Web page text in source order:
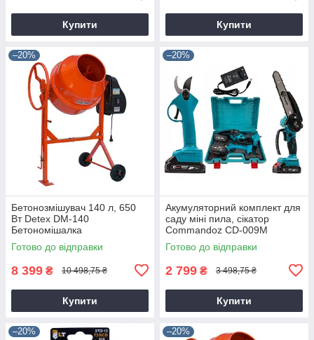
Купити Купити
–20%
Бетонозмішувач 140 л, 650
Вт Detex DM-140
Бетономішалка
Готово до відправки
8 399 ₴ 10 498,75 ₴
Купити
–20%
Акумуляторний комплект для
саду міні пила, сікатор
Commandoz CD-009M
Готово до відправки
2 799 ₴ 3 498,75 ₴
Купити
–20% –20%